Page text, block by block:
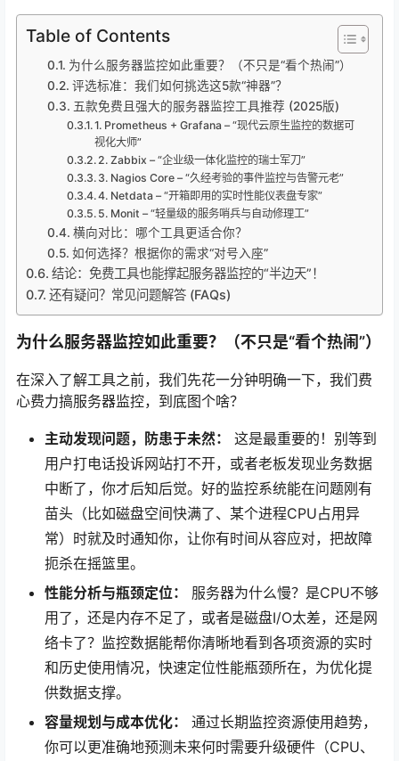
Table of Contents
为什么服务器监控如此重要？（不只是“看个热闹”）
评选标准：我们如何挑选这5款“神器”？
五款免费且强大的服务器监控工具推荐 (2025版)
1. Prometheus + Grafana – “现代云原生监控的数据可
视化大师”
2. Zabbix – “企业级一体化监控的瑞士军刀”
3. Nagios Core – “久经考验的事件监控与告警元老”
4. Netdata – “开箱即用的实时性能仪表盘专家”
5. Monit – “轻量级的服务哨兵与自动修理工”
横向对比：哪个工具更适合你？
如何选择？根据你的需求“对号入座”
结论：免费工具也能撑起服务器监控的“半边天”！
还有疑问？常见问题解答 (FAQs)
为什么服务器监控如此重要？（不只是“看个热闹”）
在深入了解工具之前，我们先花一分钟明确一下，我们费
心费力搞服务器监控，到底图个啥？
主动发现问题，防患于未然：
这是最重要的！别等到
用户打电话投诉网站打不开，或者老板发现业务数据
中断了，你才后知后觉。好的监控系统能在问题刚有
苗头（比如磁盘空间快满了、某个进程CPU占用异
常）时就及时通知你，让你有时间从容应对，把故障
扼杀在摇篮里。
性能分析与瓶颈定位：
服务器为什么慢？是CPU不够
用了，还是内存不足了，或者是磁盘I/O太差，还是网
络卡了？监控数据能帮你清晰地看到各项资源的实时
和历史使用情况，快速定位性能瓶颈所在，为优化提
供数据支撑。
容量规划与成本优化：
通过长期监控资源使用趋势，
你可以更准确地预测未来何时需要升级硬件（CPU、